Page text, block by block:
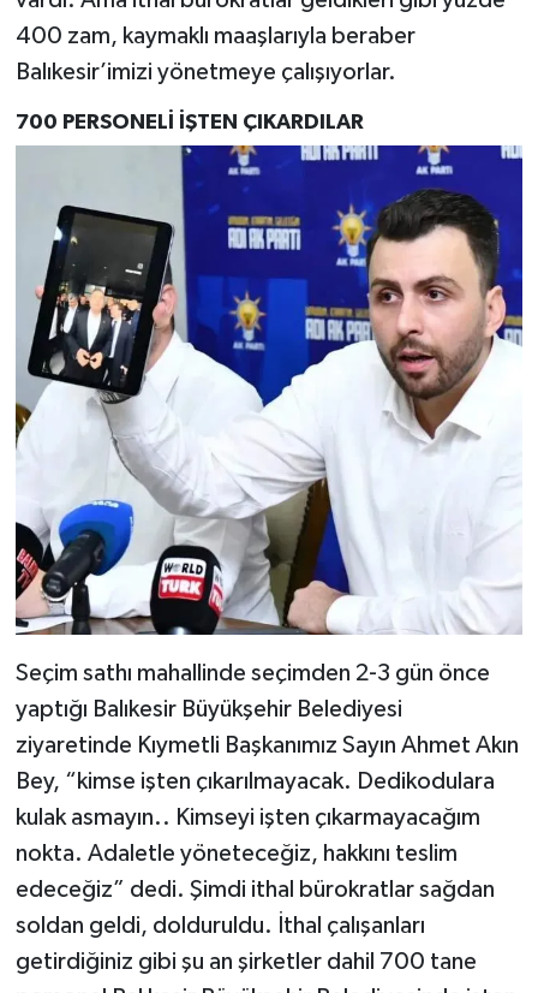
400 zam, kaymaklı maaşlarıyla beraber
Balıkesir’imizi yönetmeye çalışıyorlar.
700 PERSONELİ İŞTEN ÇIKARDILAR
Seçim sathı mahallinde seçimden 2-3 gün önce
yaptığı Balıkesir Büyükşehir Belediyesi
ziyaretinde Kıymetli Başkanımız Sayın Ahmet Akın
Bey, “kimse işten çıkarılmayacak. Dedikodulara
kulak asmayın.. Kimseyi işten çıkarmayacağım
nokta. Adaletle yöneteceğiz, hakkını teslim
edeceğiz” dedi. Şimdi ithal bürokratlar sağdan
soldan geldi, dolduruldu. İthal çalışanları
getirdiğiniz gibi şu an şirketler dahil 700 tane